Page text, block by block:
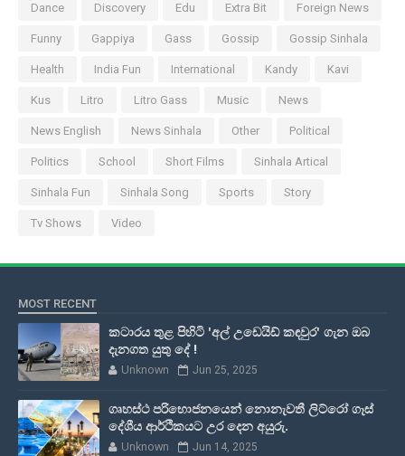
Dance Discovery Edu Extra Bit Foreign News
Funny Gappiya Gass Gossip Gossip Sinhala
Health India Fun International Kandy Kavi
Kus Litro Litro Gass Music News
News English News Sinhala Other Political
Politics School Short Films Sinhala Artical
Sinhala Fun Sinhala Song Sports Story
Tv Shows Video
MOST RECENT
කටාරය තුළ පිහිටි 'අල් උඩෙයිඩ් කඳවුර' ගැන ඔබ
දැනගත යුතු දේ !
Unknown Jun 25, 2025
ගෘහස්ථ පරිභොජනයෙන් නොනැවතී ලිට්රෝ ගෑස්
දේශීය ආර්ථිකයට උර දෙන අයුරු.
Unknown Jun 14, 2025